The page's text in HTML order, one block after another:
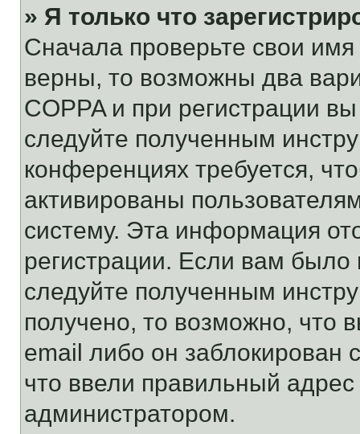
» Я только что
Сначала проверьте свои
верны, то возможны два
COPPA и при регистрации
следуйте полученным
конференциях требуется,
активированы
систему. Эта информация
регистрации. Если вам
следуйте полученным
получено, то возможно, что
email либо он
что ввели правильный адрес
администратором.